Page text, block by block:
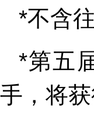
*不含
*第五
手，将